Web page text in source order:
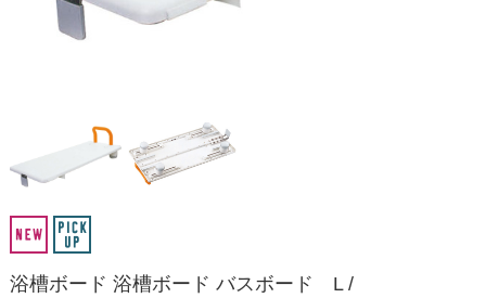
浴槽ボード 浴槽ボード バスボード L /